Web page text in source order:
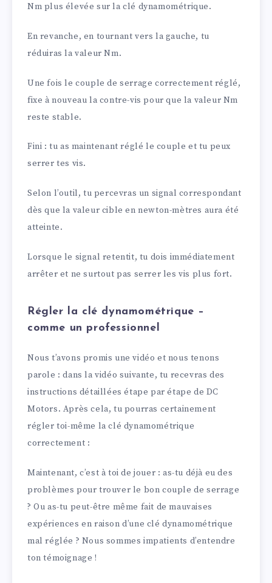
Nm plus élevée sur la clé dynamométrique.
En revanche, en tournant vers la gauche, tu
réduiras la valeur Nm.
Une fois le couple de serrage correctement réglé,
fixe à nouveau la contre-vis pour que la valeur Nm
reste stable.
Fini : tu as maintenant réglé le couple et tu peux
serrer tes vis.
Selon l’outil, tu percevras un signal correspondant
dès que la valeur cible en newton-mètres aura été
atteinte.
Lorsque le signal retentit, tu dois immédiatement
arrêter et ne surtout pas serrer les vis plus fort.
Régler la clé dynamométrique –
comme un professionnel
Nous t’avons promis une vidéo et nous tenons
parole : dans la vidéo suivante, tu recevras des
instructions détaillées étape par étape de DC
Motors. Après cela, tu pourras certainement
régler toi-même la clé dynamométrique
correctement :
Maintenant, c’est à toi de jouer : as-tu déjà eu des
problèmes pour trouver le bon couple de serrage
? Ou as-tu peut-être même fait de mauvaises
expériences en raison d’une clé dynamométrique
mal réglée ? Nous sommes impatients d’entendre
ton témoignage !